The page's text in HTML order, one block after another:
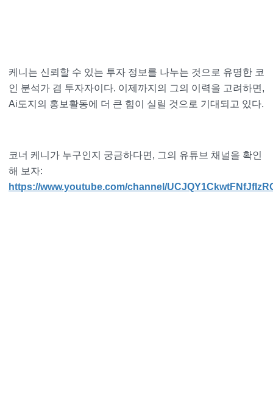
케니는 신뢰할 수 있는 투자 정보를 나누는 것으로 유명한 코
인 분석가 겸 투자자이다. 이제까지의 그의 이력을 고려하면,
Ai도지의 홍보활동에 더 큰 힘이 실릴 것으로 기대되고 있다.
코너 케니가 누구인지 궁금하다면, 그의 유튜브 채널을 확인
해 보자:
https://www.youtube.com/channel/